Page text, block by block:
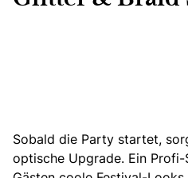
Sobald die Party startet,
optische Upgrade. Ein